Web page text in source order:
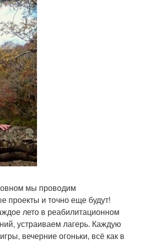
мы проводим
проекты и точно еще будут!
лето в реабилитационном
устраиваем лагерь. Каждую
вечерние огоньки, всё как в